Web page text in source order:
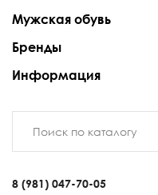
Мужская обувь
Бренды
Информация
8 (981) 047-70-05